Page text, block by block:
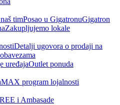
timPosao u GigatronuGigatron
Zakupljujemo lokale
Detalji ugovora o prodaji na
uređajaOutlet ponuda
program lojalnosti
i Ambasade